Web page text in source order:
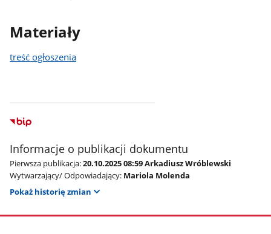
Materiały
treść ogłoszenia
Informacje o publikacji dokumentu
Pierwsza publikacja:20.10.2025 08:59 Arkadiusz Wróblewski
Wytwarzający/ Odpowiadający: Mariola Molenda
Pokaż historię zmian